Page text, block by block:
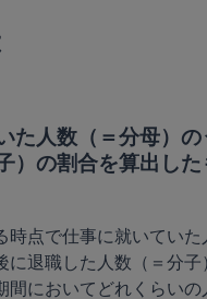
た人数（＝分母）の
）の割合を算出した
時点で仕事に就いてい
に退職した人数（＝分
間においてどれくらい